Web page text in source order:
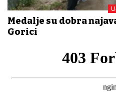
Medalje su dobra
Gorici